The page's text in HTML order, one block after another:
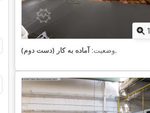
1
وضعیت:آماده به کار (دست دوم) ,